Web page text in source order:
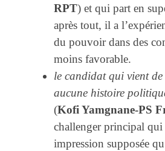
RPT) et qui part en
après tout, il a
du pouvoir dans des
moins favorable.
le candidat qui vient de
aucune histoire
(Kofi Yamgnane-PS
challenger principal qui
impression supposée